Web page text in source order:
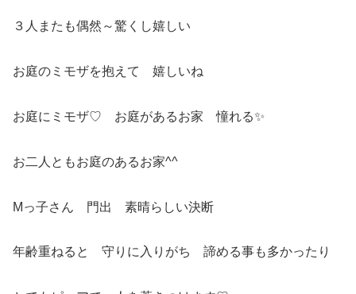
３人またも偶然～驚くし嬉しい
お庭のミモザを抱えて 嬉しいね
お庭にミモザ♡ お庭があるお家 憧れる✨
お二人ともお庭のあるお家^^
Mっ子さん 門出 素晴らしい決断
年齢重ねると 守りに入りがち 諦める事も多かったり